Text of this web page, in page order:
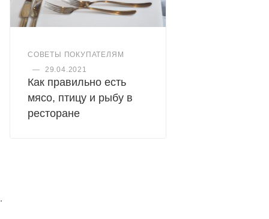
СОВЕТЫ ПОКУПАТЕЛЯМ
—
29.04.2021
Как правильно есть
мясо, птицу и рыбу в
ресторане
.